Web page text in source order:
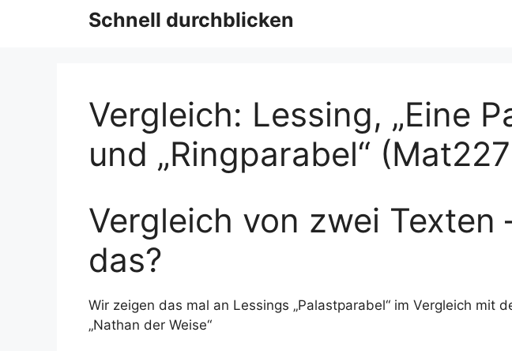
Schnell durchblicken
Vergleich: Lessing, „Eine
und „Ringparabel“
Vergleich von zwei Texten
das?
Wir zeigen das mal an Lessings „Palastparabel“ im Vergleich mit
„Nathan der Weise“